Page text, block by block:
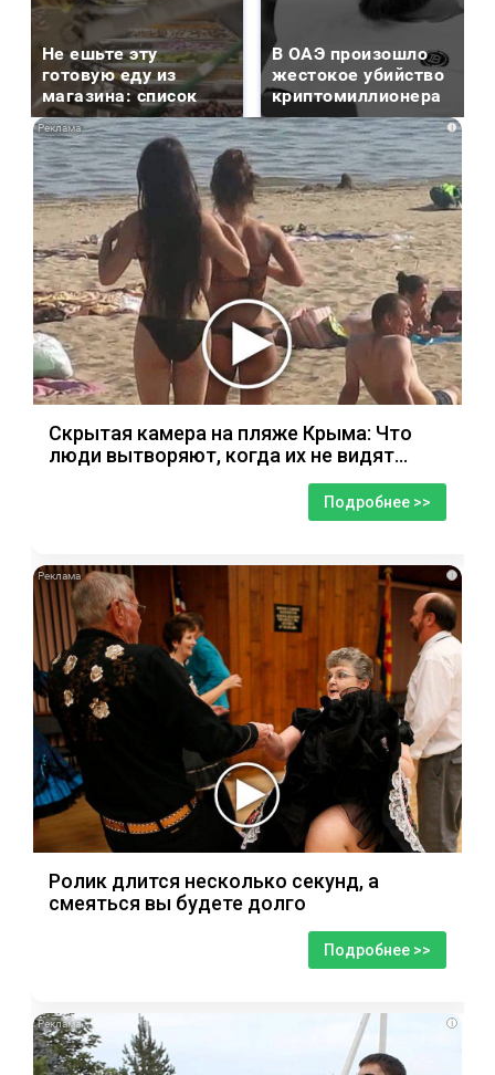
Не ешьте эту
готовую еду из
магазина: список
В ОАЭ произошло
жестокое убийство
криптомиллионера
i
Скрытая камера на пляже Крыма: Что
люди вытворяют, когда их не видят...
Подробнее >>
i
Ролик длится несколько секунд, а
смеяться вы будете долго
Подробнее >>
i